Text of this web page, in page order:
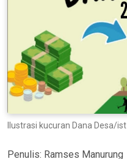
Ilustrasi kucuran Dana Desa/ist
Penulis: Ramses Manurung